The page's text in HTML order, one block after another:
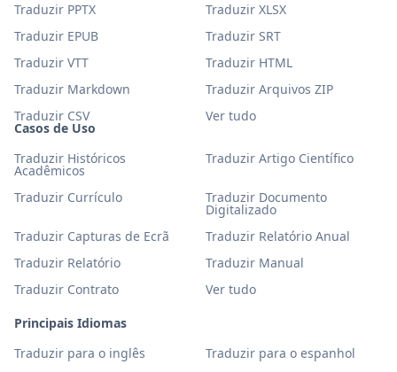
Casos de Uso
Traduzir Históricos
Acadêmicos
Traduzir Artigo Científico
Traduzir Currículo Traduzir Documento
Digitalizado
Traduzir Capturas de Ecrã
Traduzir Relatório Anual
Traduzir Relatório
Traduzir Manual
Traduzir Contrato
Ver tudo
Principais Idiomas
Traduzir para o inglês
Traduzir para o espanhol
Traduzir PPTX
Traduzir XLSX
Traduzir EPUB
Traduzir SRT
Traduzir VTT
Traduzir HTML
Traduzir Markdown
Traduzir Arquivos ZIP
Traduzir CSV
Ver tudo